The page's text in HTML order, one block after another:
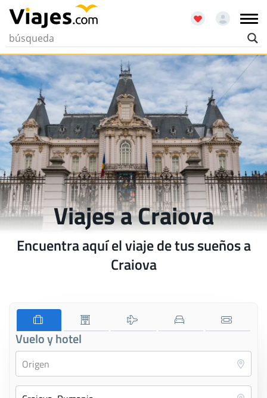
Viajes a Craiova
Encuentra aquí el viaje de tus sueños a
Craiova
Vuelo y hotel